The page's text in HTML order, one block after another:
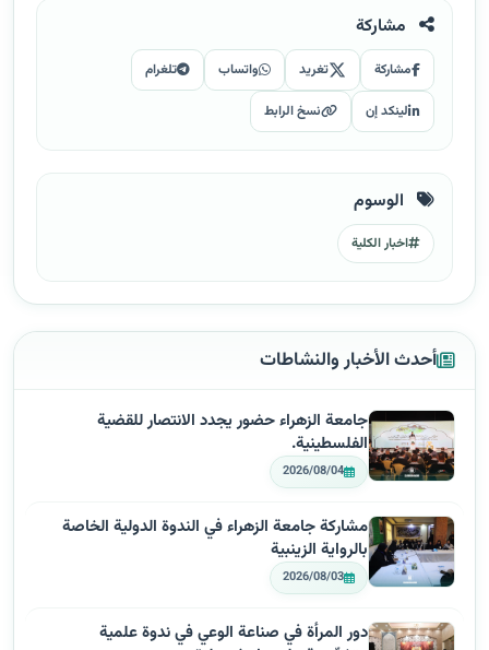
مشاركة
مشاركة تغريد واتساب تلغرام
لينكد إن نسخ الرابط
الوسوم
اخبار الكلية
أحدث الأخبار والنشاطات
جامعة الزهراء حضور يجدد الانتصار للقضية
الفلسطينية.
2026/08/04
مشاركة جامعة الزهراء في الندوة الدولية الخاصة
بالرواية الزينبية
2026/08/03
دور المرأة في صناعة الوعي في ندوة علمية